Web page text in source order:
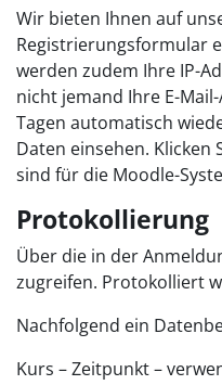
Wir bieten Ihnen auf
Registrierungsformular
werden zudem Ihre IP-
nicht jemand Ihre E-
Tagen automatisch
Daten einsehen.
sind für die Moodle-
Protokollierung
Über die in der
zugreifen. Protokolliert
Nachfolgend ein
Kurs – Zeitpunkt –